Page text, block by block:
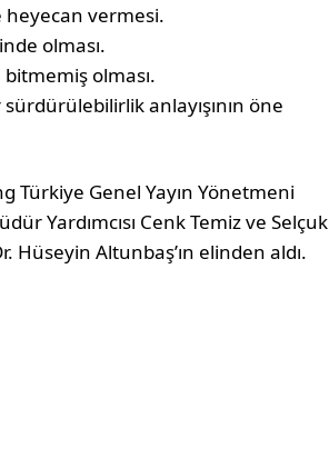
vermesi.
olması.
bitmemiş olması.
anlayışının öne
Türkiye Genel Yayın Yönetmeni
Yardımcısı Cenk Temiz ve Selçuk
Altunbaş’ın elinden aldı.